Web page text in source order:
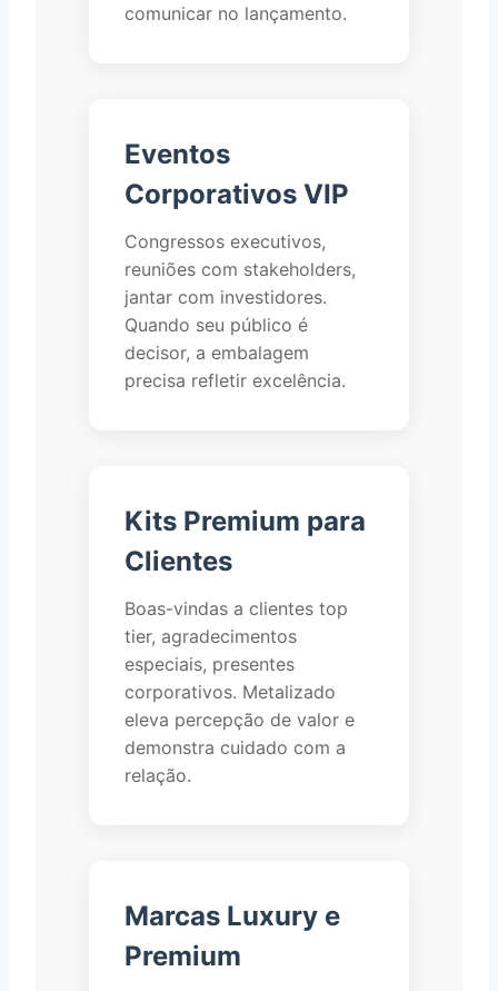
comunicar no lançamento.
Eventos
Corporativos VIP
Congressos executivos,
reuniões com stakeholders,
jantar com investidores.
Quando seu público é
decisor, a embalagem
precisa refletir excelência.
Kits Premium para
Clientes
Boas-vindas a clientes top
tier, agradecimentos
especiais, presentes
corporativos. Metalizado
eleva percepção de valor e
demonstra cuidado com a
relação.
Marcas Luxury e
Premium